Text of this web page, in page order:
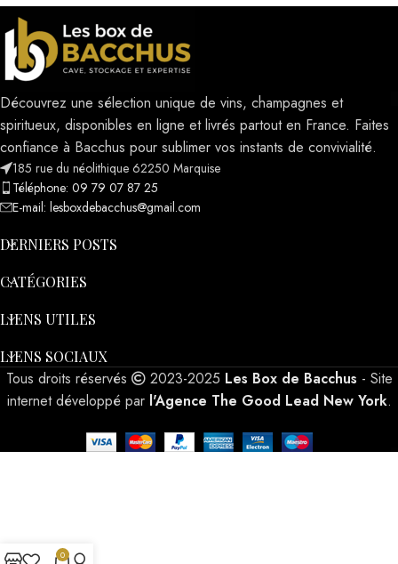
Découvrez une sélection unique de vins, champagnes et
spiritueux, disponibles en ligne et livrés partout en France. Faites
confiance à Bacchus pour sublimer vos instants de convivialité.
185 rue du néolithique 62250 Marquise
Téléphone: 09 79 07 87 25
E-mail: lesboxdebacchus@gmail.com
DERNIERS POSTS
CATÉGORIES
LIENS UTILES
LIENS SOCIAUX
Tous droits réservés 2023-2025 Les Box de Bacchus - Site
internet développé par l'Agence The Good Lead New York.
0